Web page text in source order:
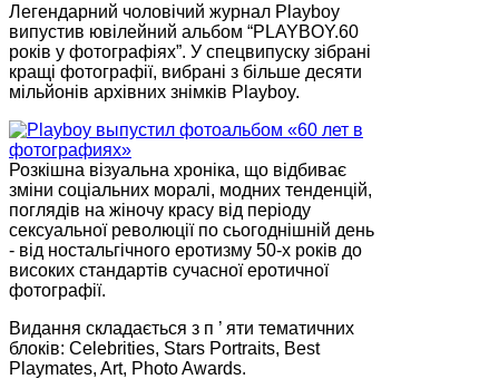
Легендарний чоловічий журнал Playboy
випустив ювілейний альбом “PLAYBOY.60
років у фотографіях”. У спецвипуску зібрані
кращі фотографії, вибрані з більше десяти
мільйонів архівних знімків Playboy.
Розкішна візуальна хроніка, що відбиває
зміни соціальних моралі, модних тенденцій,
поглядів на жіночу красу від періоду
сексуальної революції по сьогоднішній день
- від ностальгічного еротизму 50-х років до
високих стандартів сучасної еротичної
фотографії.
Видання складається з п ’ яти тематичних
блоків: Celebrities, Stars Portraits, Best
Playmates, Art, Photo Awards.